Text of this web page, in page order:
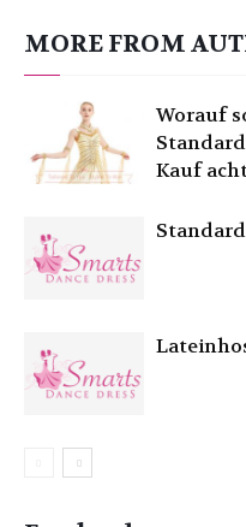
MORE FROM
Worauf
Kauf